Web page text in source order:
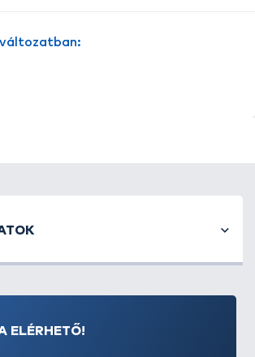
harcsapergető csalinak minősítette.
ELÉRHETŐ!